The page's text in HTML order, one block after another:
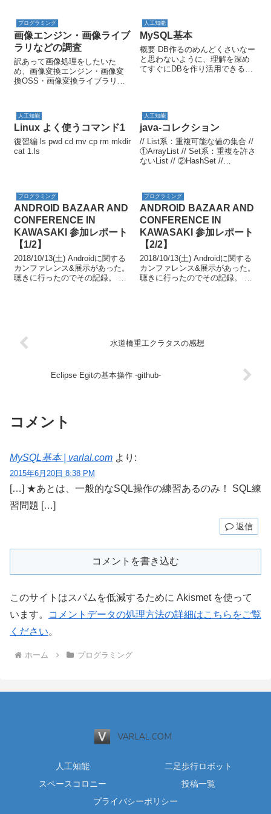
プログラミング
画像エンジン・画像ライブ
ラリなどの調査
訳あって画像処理をしたいた
め、画像変換エンジン・画像変
換OSS・画像変換ライブラリに
す。 ImageMagick
Graphicsmagick ...
人工知能
MySQL基本
概要 DB作るのめんどくさいなー
と思わないように、理解を深め
てすぐにDBを作り活用できるよ
人工知能
Linux よく使うコマンド1
復習編 ls pwd cd mv cp rm mkdir
cat 1.ls
人工知能
java-コレクション
// List系：重複可能な値の集合 //
①ArrayList // Set系：重複を許さ
ないList // ②HashSet //
プログラミング
ANDROID BAZAAR AND
CONFERENCE IN
KAWASAKI 参加レポート
【1/2】
2018/10/13(土) Androidに関する
カンファレンス&展示があった。
聴きに行ったのでその記録。 イ
プログラミング
ANDROID BAZAAR AND
CONFERENCE IN
KAWASAKI 参加レポート
【2/2】
2018/10/13(土) Androidに関する
カンファレンス&展示があった。
聴きに行ったのでその記録。 イ
水道橋重工クラタスの感想
Eclipse Egitの基本操作 -github-
コメント
MySQL基本 | varlal.com より:
2015年6月20日 8:38 PM
[…] ★あとは、一般的なSQL操作の練習あるのみ！ SQL練
習問題 […]
返信
コメントを書き込む
このサイトはスパムを低減するために Akismet を使って
います。
コメントデータの処理方法の詳細はこちらをご覧
ください。
ホーム プログラミング
人工知能
二足歩行ロボット
スペースコロニー
投稿一覧
プライバシーポリシー